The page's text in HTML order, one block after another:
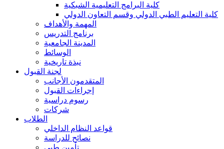
كلية البرامج التعليمية الشبكية
كلية التعليم الطبي الدولي وقسم التعاون الدولي
المهمة والأهداف
برنامج التدريس
المدينة الجامعية
الوسائط
نبذة تاريخية
لجنة القبول
المتقدمون الأجانب
إجراءات القبول
رسوم دراسية
شركات
الطلاب
قواعد النظام الداخلي
نصائح للدراسة
تأمين طبي